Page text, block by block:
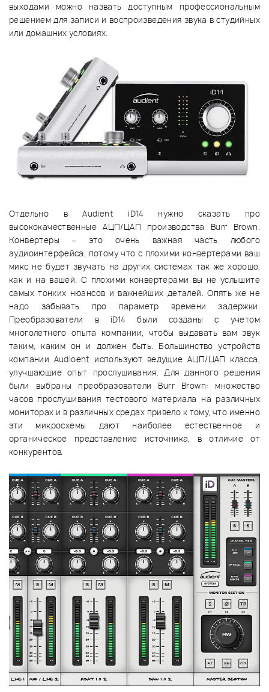
выходами можно назвать доступным профессиональным
решением для записи и воспроизведения звука в студийных
или домашних условиях.
Отдельно в Audient iD14 нужно сказать про
высококачественные АЦП/ЦАП производства Burr Brown.
Конвертеры – это очень важная часть любого
аудиоинтерфейса, потому что с плохими конвертерами ваш
микс не будет звучать на других системах так же хорошо,
как и на вашей. С плохими конвертерами вы не услышите
самых тонких нюансов и важнейших деталей. Опять же не
надо забывать про параметр времени задержки.
Преобразователи в iD14 были созданы с учетом
многолетнего опыта компании, чтобы выдавать вам звук
таким, каким он и должен быть. Большинство устройств
компании Audioent используют ведущие АЦП/ЦАП класса,
улучшающие опыт прослушивания. Для данного решения
были выбраны преобразователи Burr Brown: множество
часов прослушивания тестового материала на различных
мониторах и в различных средах привело к тому, что именно
эти микросхемы дают наиболее естественное и
органическое представление источника, в отличие от
конкурентов.